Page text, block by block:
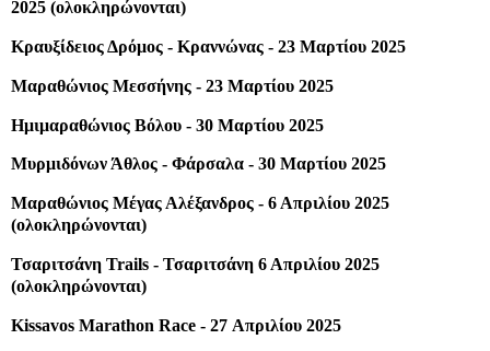
2025 (ολοκληρώνονται)
Κραυξίδειος Δρόμος - Κραννώνας - 23 Μαρτίου 2025
Μαραθώνιος Μεσσήνης - 23 Μαρτίου 2025
Ημιμαραθώνιος Βόλου - 30 Μαρτίου 2025
Μυρμιδόνων Άθλος - Φάρσαλα - 30 Μαρτίου 2025
Μαραθώνιος Μέγας Αλέξανδρος - 6 Απριλίου 2025
(ολοκληρώνονται)
Τσαριτσάνη Trails - Τσαριτσάνη 6 Απριλίου 2025
(ολοκληρώνονται)
Kissavos Marathon Race - 27 Απριλίου 2025